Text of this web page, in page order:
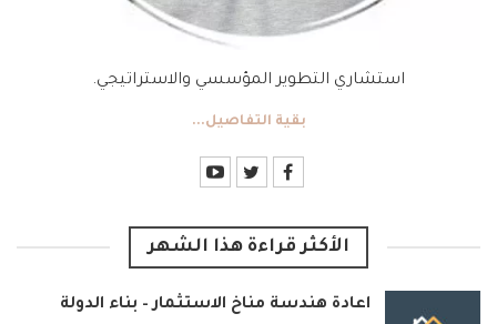
استشاري التطوير المؤسسي والاستراتيجي.
بقية التفاصيل...
الأكثر قراءة هذا الشهر
اعادة هندسة مناخ الاستثمار – بناء الدولة